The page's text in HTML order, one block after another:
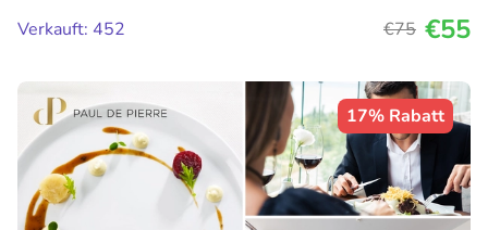
Verkauft: 452
€75 €55
17% Rabatt